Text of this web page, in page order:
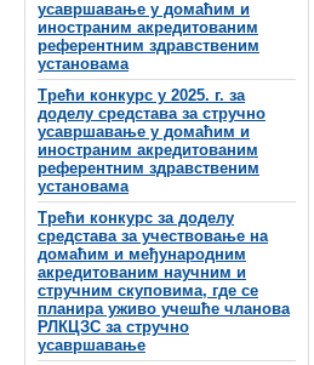
усавршавање у домаћим и
иностраним акредитованим
референтним здравственим
установама
Трећи конкурс у 2025. г. за
доделу средстава за стручно
усавршавање у домаћим и
иностраним акредитованим
референтним здравственим
установама
Трећи конкурс за доделу
средстава за учествовање на
домаћим и међународним
акредитованим научним и
стручним скуповима, где се
планира уживо учешће чланова
РЛКЦЗС за стручно
усавршавање